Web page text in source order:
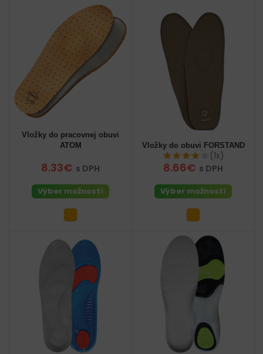
Vložky do pracovnej obuvi
ATOM
8.33€ s DPH
Výber možností
Vložky do obuvi FORSTAND
(1x)
8.66€ s DPH
Výber možností